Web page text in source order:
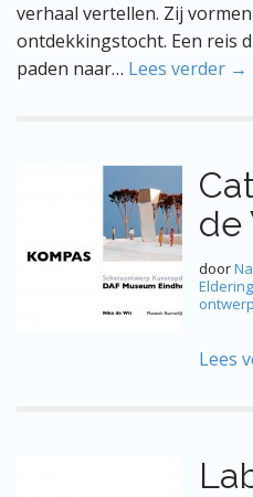
verhaal vertellen. Zij
ontdekkingstocht. Een reis
paden naar… Lees verder →
de
door
Eldering
ontwerp
Lees